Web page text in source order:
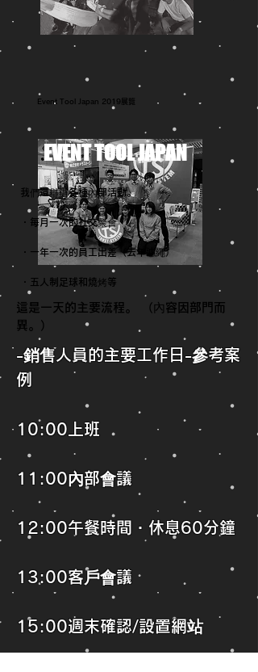
Event Tool Japan 2019展覽
EVENT TOOL JAPAN
我們還舉辦各種內部活動。
・每月一次的社交聚會
・一年一次的員工出差（去年沖繩）
・五人制足球和燒烤等
這是一天的主要流程。 （內容因部門而
異。）
-銷售人員的主要工作日-參考案
例
10:00上班
11:00內部會議
12:00午餐時間・休息60分鐘
13:00客戶會議
15:00週末確認/設置網站